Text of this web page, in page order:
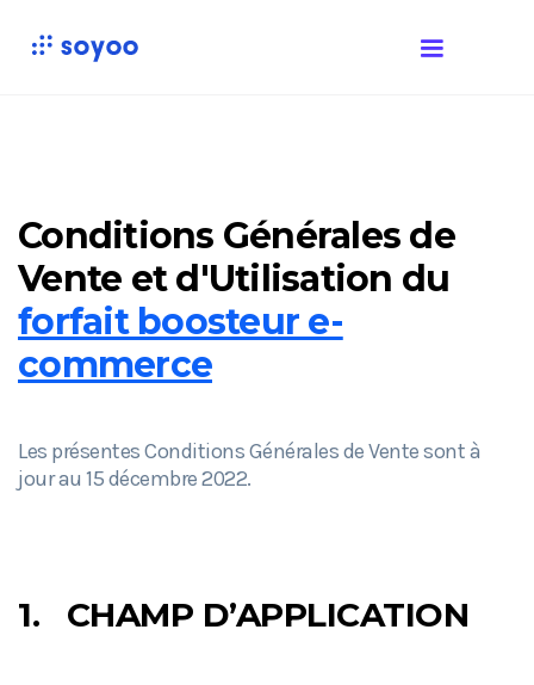
Conditions Générales de
Vente et d'Utilisation du
forfait boosteur e-
commerce
Les présentes Conditions Générales de Vente sont à
jour au 15 décembre 2022.
1. CHAMP D’APPLICATION